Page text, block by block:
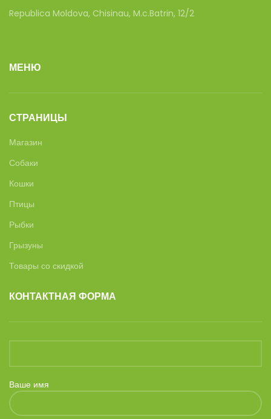
Republica Moldova, Chisinau, M.c.Batrin, 12/2
МЕНЮ
СТРАНИЦЫ
Магазин
Собаки
Кошки
Птицы
Рыбки
Грызуны
Товары со скидкой
КОНТАКТНАЯ ФОРМА
Ваше имя